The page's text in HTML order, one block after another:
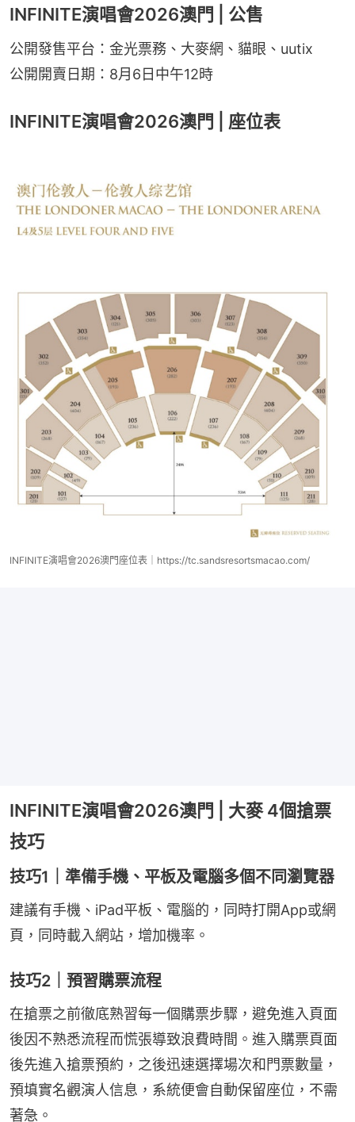
INFINITE演唱會2026澳門 | 公售
公開發售平台：金光票務、大麥網、貓眼、uutix
公開開賣日期：8月6日中午12時
INFINITE演唱會2026澳門 | 座位表
INFINITE演唱會2026澳門座位表｜https://tc.sandsresortsmacao.com/
INFINITE演唱會2026澳門 | 大麥 4個搶票
技巧
技巧1｜準備手機、平板及電腦多個不同瀏覽器
建議有手機、iPad平板、電腦的，同時打開App或網
頁，同時載入網站，增加機率。
技巧2｜預習購票流程
在搶票之前徹底熟習每一個購票步驟，避免進入頁面
後因不熟悉流程而慌張導致浪費時間。進入購票頁面
後先進入搶票預約，之後迅速選擇場次和門票數量，
預填實名觀演人信息，系統便會自動保留座位，不需
著急。